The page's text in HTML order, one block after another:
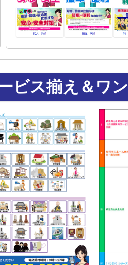
ビス揃え＆ワ